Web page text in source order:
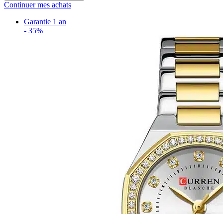
Continuer mes achats
Garantie 1 an
- 35%